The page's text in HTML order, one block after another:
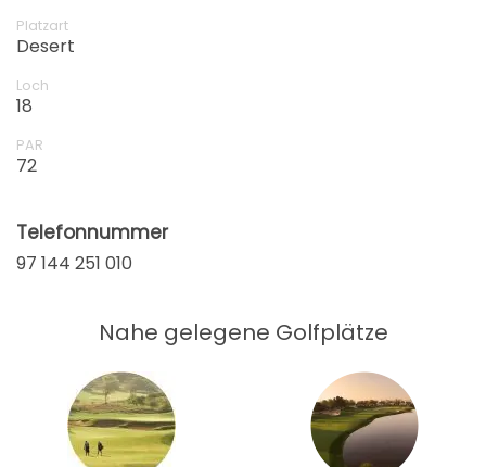
Platzart
Desert
Loch
18
PAR
72
Telefonnummer
97 144 251 010
Nahe gelegene Golfplätze